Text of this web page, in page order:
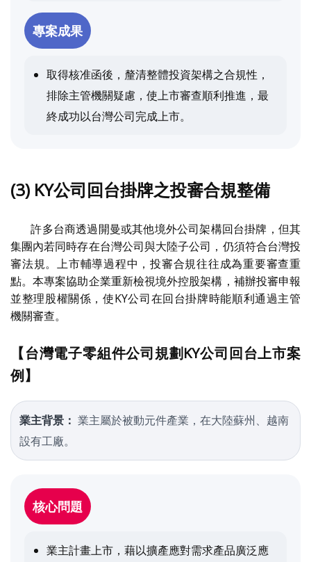
專案成果
取得核准函後，釐清整體投資架構之合規性，
排除主管機關疑慮，使上市審查順利推進，最
終成功以台灣公司完成上市。
(3) KY公司回台掛牌之投審合規整備
許多台商透過開曼或其他境外公司架構回台掛牌，但其
集團內若同時存在台灣公司與大陸子公司，仍須符合台灣投
審法規。上市輔導過程中，投審合規往往成為重要審查重
點。本專案協助企業重新檢視境外控股架構，補辦投審申報
並整理股權關係，使KY公司在回台掛牌時能順利通過主管
機關審查。
【台灣電子零組件公司規劃KY公司回台上市案
例】
業主背景： 業主屬於被動元件產業，在大陸蘇州、越南
設有工廠。
核心問題
業主計畫上市，藉以擴產應對需求產品廣泛應